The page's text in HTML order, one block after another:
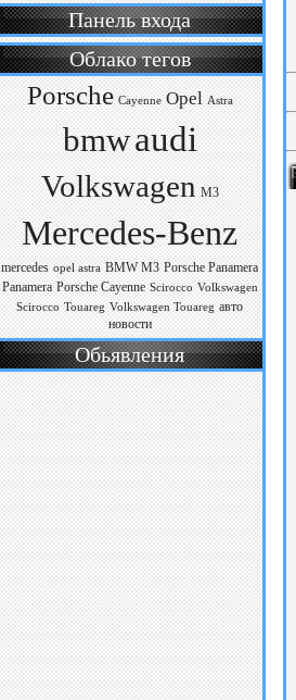
Панель входа
Облако тегов
Porsche Cayenne Opel Astra
bmwaudi
Volkswagen M3
Mercedes-Benz
mercedes opel astra BMW M3 Porsche Panamera
Panamera Porsche Cayenne Scirocco Volkswagen
Scirocco Touareg Volkswagen Touareg авто
новости
Обьявления